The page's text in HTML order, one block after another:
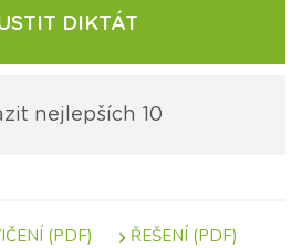
DIKTÁT
nejlepších 10